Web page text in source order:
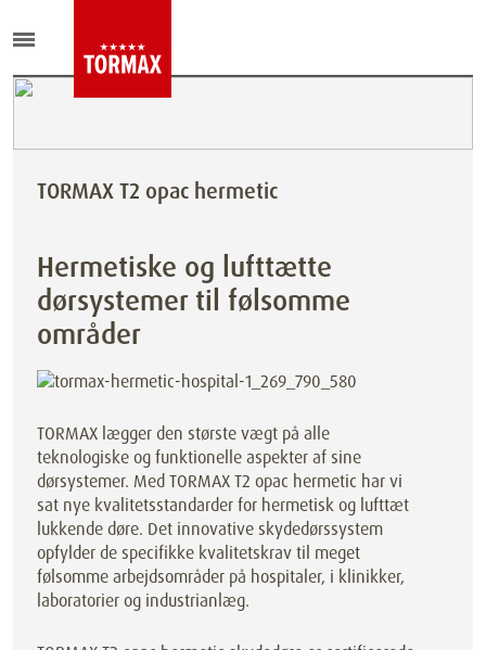
TORMAX T2 opac hermetic
Hermetiske og lufttætte
dørsystemer til følsomme
områder
TORMAX lægger den største vægt på alle
teknologiske og funktionelle aspekter af sine
dørsystemer. Med TORMAX T2 opac hermetic har vi
sat nye kvalitetsstandarder for hermetisk og lufttæt
lukkende døre. Det innovative skydedørssystem
opfylder de specifikke kvalitetskrav til meget
følsomme arbejdsområder på hospitaler, i klinikker,
laboratorier og industrianlæg.